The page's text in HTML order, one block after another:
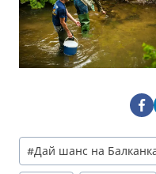
Post
Tags:
#Дай шанс на